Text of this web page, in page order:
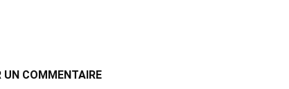
UN COMMENTAIRE